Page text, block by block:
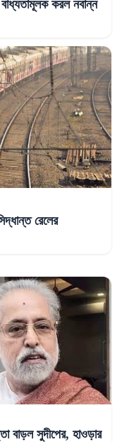
করল নবান্ন
রেলের
বাড়ল সুদীপের, হাওড়ার